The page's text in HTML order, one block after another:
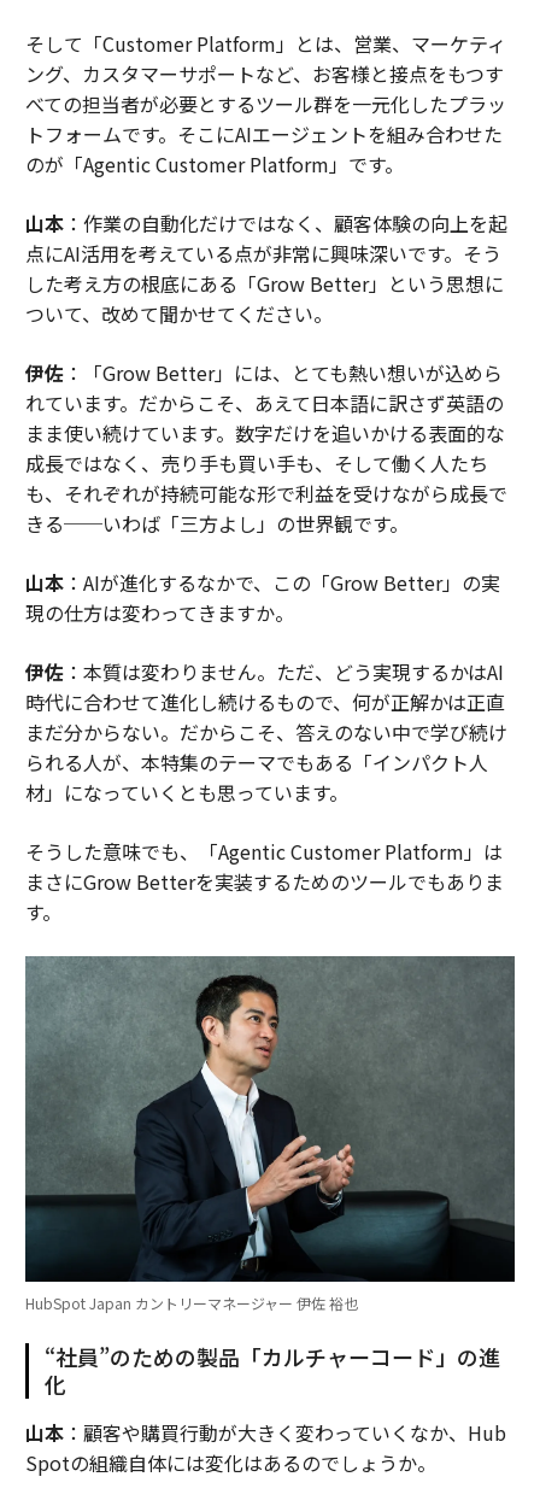
そして「Customer Platform」とは、営業、マーケティ
ング、カスタマーサポートなど、お客様と接点をもつす
べての担当者が必要とするツール群を一元化したプラッ
トフォームです。そこにAIエージェントを組み合わせた
のが「Agentic Customer Platform」です。
山本：作業の自動化だけではなく、顧客体験の向上を起
点にAI活用を考えている点が非常に興味深いです。そう
した考え方の根底にある「Grow Better」という思想に
ついて、改めて聞かせてください。
伊佐：「Grow Better」には、とても熱い想いが込めら
れています。だからこそ、あえて日本語に訳さず英語の
まま使い続けています。数字だけを追いかける表面的な
成長ではなく、売り手も買い手も、そして働く人たち
も、それぞれが持続可能な形で利益を受けながら成長で
きる──いわば「三方よし」の世界観です。
山本：AIが進化するなかで、この「Grow Better」の実
現の仕方は変わってきますか。
伊佐：本質は変わりません。ただ、どう実現するかはAI
時代に合わせて進化し続けるもので、何が正解かは正直
まだ分からない。だからこそ、答えのない中で学び続け
られる人が、本特集のテーマでもある「インパクト人
材」になっていくとも思っています。
そうした意味でも、「Agentic Customer Platform」は
まさにGrow Betterを実装するためのツールでもありま
す。
HubSpot Japan カントリーマネージャー 伊佐 裕也
“社員”のための製品「カルチャーコード」の進
化
山本：顧客や購買行動が大きく変わっていくなか、Hub
Spotの組織自体には変化はあるのでしょうか。